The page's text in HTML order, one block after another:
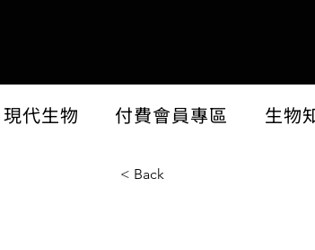
現代生物 付費會員專區 生物
< Back